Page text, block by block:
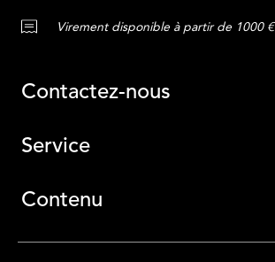
Virement disponible à partir de 1000 €
Contactez-nous
Service
Contenu